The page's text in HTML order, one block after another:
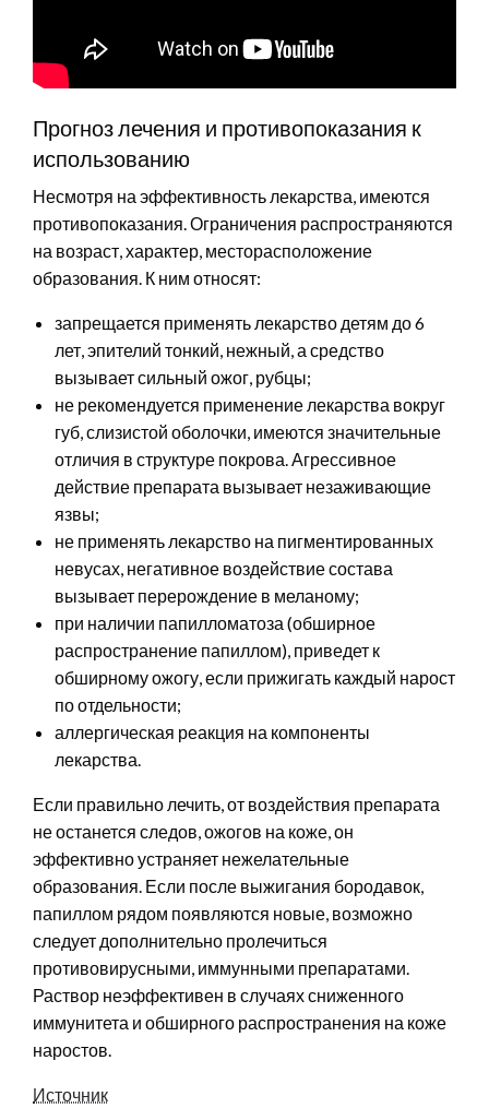
Прогноз лечения и противопоказания к
использованию
Несмотря на эффективность лекарства, имеются
противопоказания. Ограничения распространяются
на возраст, характер, месторасположение
образования. К ним относят:
запрещается применять лекарство детям до 6
лет, эпителий тонкий, нежный, а средство
вызывает сильный ожог, рубцы;
не рекомендуется применение лекарства вокруг
губ, слизистой оболочки, имеются значительные
отличия в структуре покрова. Агрессивное
действие препарата вызывает незаживающие
язвы;
не применять лекарство на пигментированных
невусах, негативное воздействие состава
вызывает перерождение в меланому;
при наличии папилломатоза (обширное
распространение папиллом), приведет к
обширному ожогу, если прижигать каждый нарост
по отдельности;
аллергическая реакция на компоненты
лекарства.
Если правильно лечить, от воздействия препарата
не останется следов, ожогов на коже, он
эффективно устраняет нежелательные
образования. Если после выжигания бородавок,
папиллом рядом появляются новые, возможно
следует дополнительно пролечиться
противовирусными, иммунными препаратами.
Раствор неэффективен в случаях сниженного
иммунитета и обширного распространения на коже
наростов.
Источник